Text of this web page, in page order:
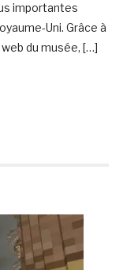
importantes
Uni. Grâce à
du musée, […]